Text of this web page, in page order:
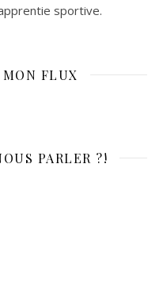
sportive.
FLUX
PARLER ?!